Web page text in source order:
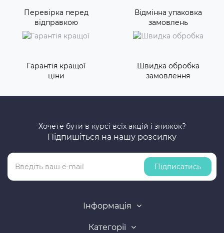
Перевірка перед
відправкою
Відмінна упаковка
замовлень
Гарантія кращої
ціни
Швидка обробка
замовлення
Хочете бути в курсі всіх акцій і знижок?
Підпишіться на нашу розсилку
Підписатись
Інформація
Категорії